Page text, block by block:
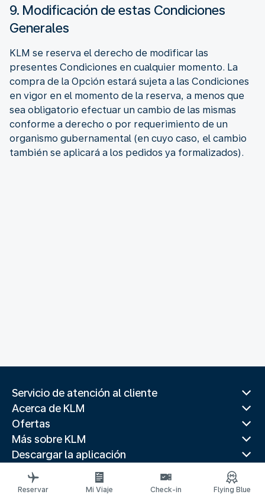
9. Modificación de estas Condiciones
Generales
KLM se reserva el derecho de modificar las
presentes Condiciones en cualquier momento. La
compra de la Opción estará sujeta a las Condiciones
en vigor en el momento de la reserva, a menos que
sea obligatorio efectuar un cambio de las mismas
conforme a derecho o por requerimiento de un
organismo gubernamental (en cuyo caso, el cambio
también se aplicará a los pedidos ya formalizados).
Servicio de atención al cliente
Acerca de KLM
Ofertas
Más sobre KLM
Descargar la aplicación
Páginas web relacionadas
Paises populares
Reservar Mi Viaje Check-in Flying Blue